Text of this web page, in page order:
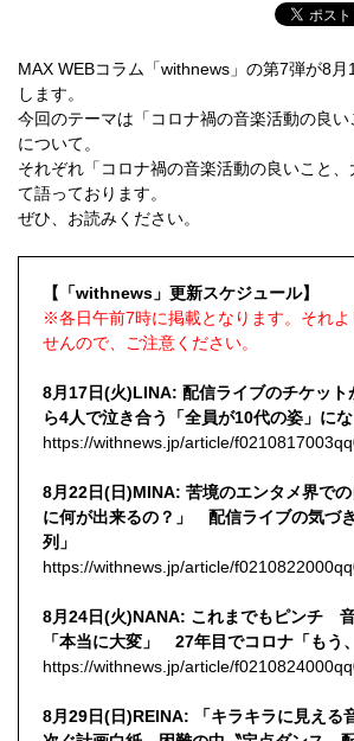
MAX WEBコラム「withnews」の第7弾が8
します。
今回のテーマは「コロナ禍の音楽活動の良い
について。
それぞれ「コロナ禍の音楽活動の良いこと
て語っております。
ぜひ、お読みください。
【「withnews」更新スケジュール】
※各日午前7時に掲載となります。それよ
せんので、ご注意ください。
8月17日(火)LINA: 配信ライブのチケッ
ら4人で泣き合う「全員が10代の姿」にな
https://withnews.jp/article/
8月22日(日)MINA: 苦境のエンタメ界で
に何が出来るの？」 配信ライブの気づ
列」
https://withnews.jp/article/
8月24日(火)NANA: これまでもピンチ
「本当に大変」 27年目でコロナ「もう
https://withnews.jp/article/
8月29日(日)REINA: 「キラキラに見える